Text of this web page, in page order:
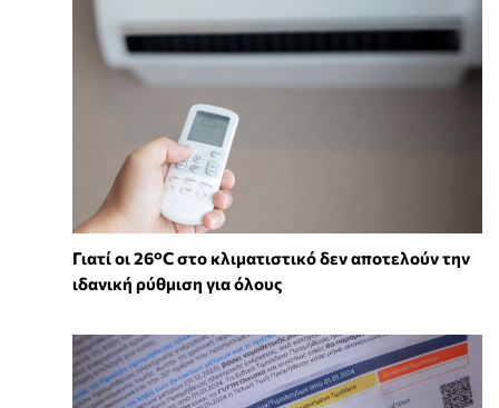
Γιατί οι 26°C στο κλιματιστικό δεν αποτελούν την
ιδανική ρύθμιση για όλους